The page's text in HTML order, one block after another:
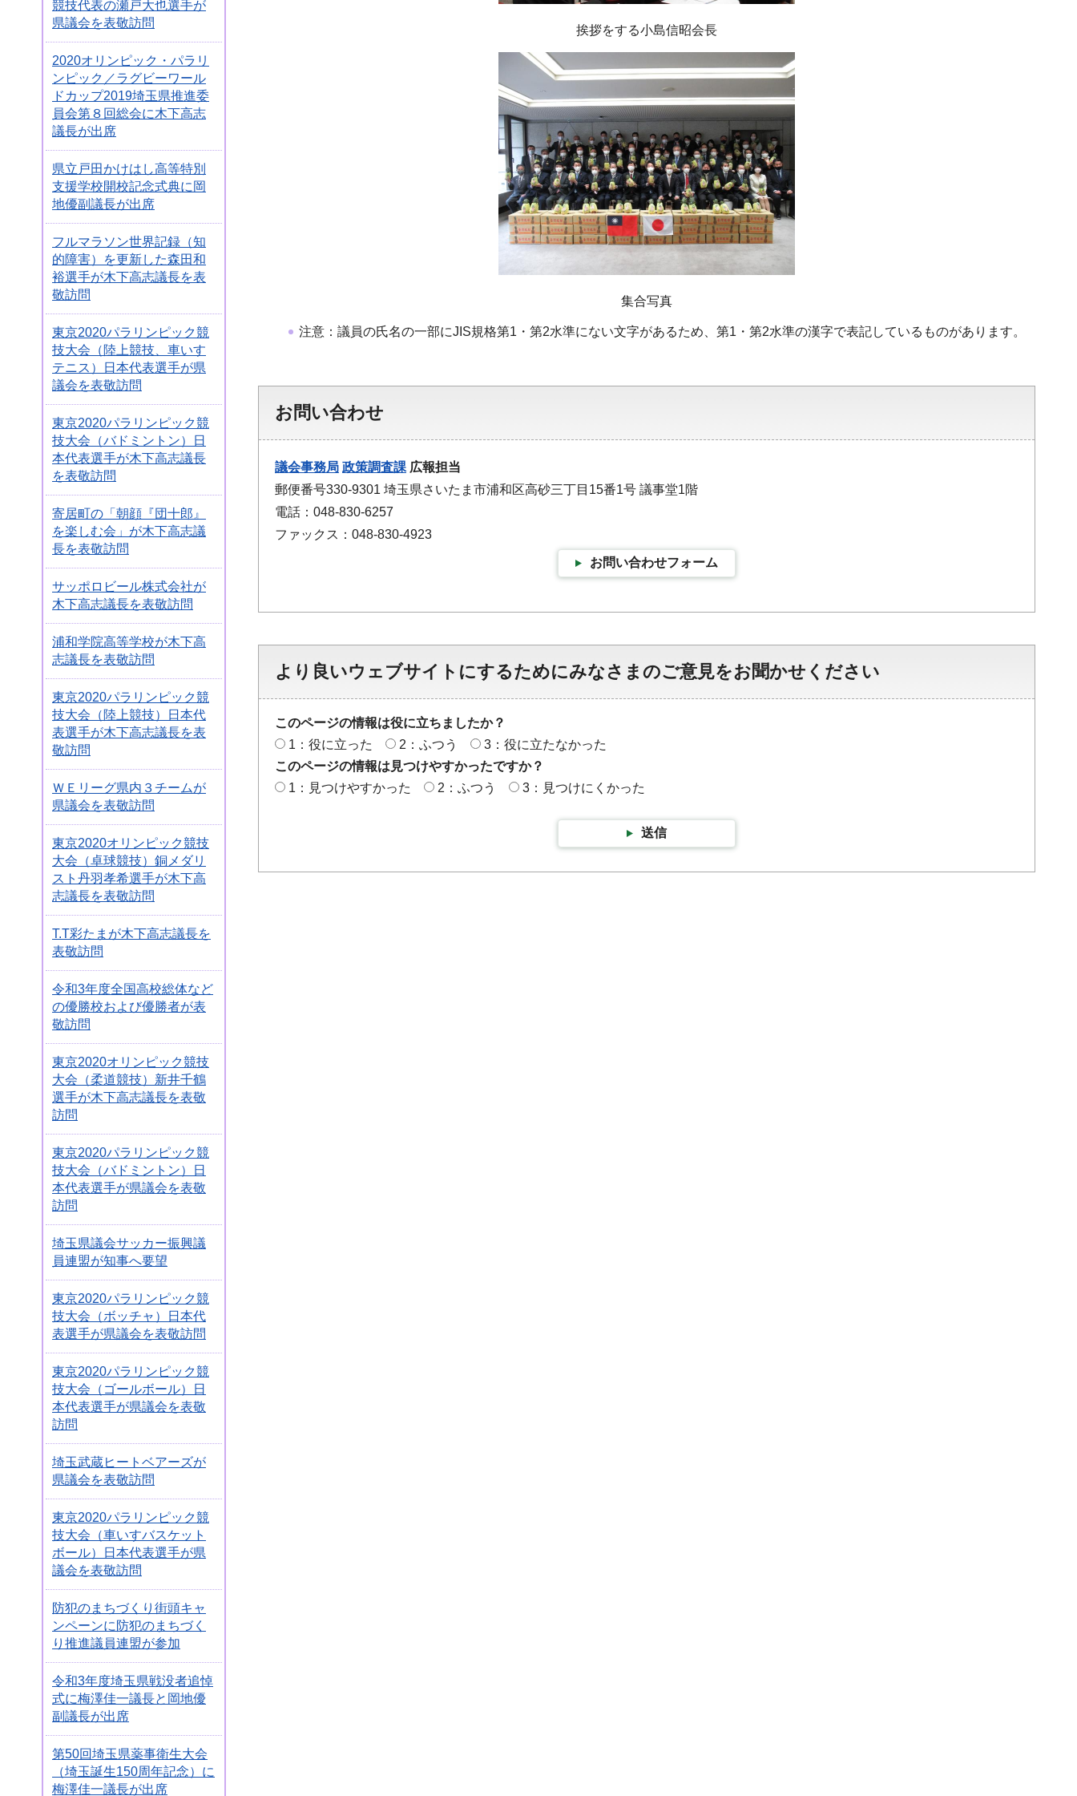
競技代表の瀬戸大也選手が
県議会を表敬訪問
2020オリンピック・パラリ
ンピック／ラグビーワール
ドカップ2019埼玉県推進委
員会第８回総会に木下高志
議長が出席
県立戸田かけはし高等特別
支援学校開校記念式典に岡
地優副議長が出席
フルマラソン世界記録（知
的障害）を更新した森田和
裕選手が木下高志議長を表
敬訪問
東京2020パラリンピック競
技大会（陸上競技、車いす
テニス）日本代表選手が県
議会を表敬訪問
東京2020パラリンピック競
技大会（バドミントン）日
本代表選手が木下高志議長
を表敬訪問
寄居町の「朝顔『団十郎』
を楽しむ会」が木下高志議
長を表敬訪問
サッポロビール株式会社が
木下高志議長を表敬訪問
浦和学院高等学校が木下高
志議長を表敬訪問
東京2020パラリンピック競
技大会（陸上競技）日本代
表選手が木下高志議長を表
敬訪問
ＷＥリーグ県内３チームが
県議会を表敬訪問
東京2020オリンピック競技
大会（卓球競技）銅メダリ
スト丹羽孝希選手が木下高
志議長を表敬訪問
T.T彩たまが木下高志議長を
表敬訪問
令和3年度全国高校総体など
の優勝校および優勝者が表
敬訪問
東京2020オリンピック競技
大会（柔道競技）新井千鶴
選手が木下高志議長を表敬
訪問
東京2020パラリンピック競
技大会（バドミントン）日
本代表選手が県議会を表敬
訪問
埼玉県議会サッカー振興議
員連盟が知事へ要望
東京2020パラリンピック競
技大会（ボッチャ）日本代
表選手が県議会を表敬訪問
東京2020パラリンピック競
技大会（ゴールボール）日
本代表選手が県議会を表敬
訪問
埼玉武蔵ヒートベアーズが
県議会を表敬訪問
東京2020パラリンピック競
技大会（車いすバスケット
ボール）日本代表選手が県
議会を表敬訪問
防犯のまちづくり街頭キャ
ンペーンに防犯のまちづく
り推進議員連盟が参加
令和3年度埼玉県戦没者追悼
式に梅澤佳一議長と岡地優
副議長が出席
第50回埼玉県薬事衛生大会
（埼玉誕生150周年記念）に
梅澤佳一議長が出席
挨拶をする小島信昭会長
集合写真
注意：議員の氏名の一部にJIS規格第1・第2水準にない文字があるため、第1・第2水準の漢字で表記しているものがあります。
お問い合わせ
議会事務局 政策調査課 広報担当
郵便番号330-9301 埼玉県さいたま市浦和区高砂三丁目15番1号 議事堂1階
電話：048-830-6257
ファックス：048-830-4923
お問い合わせフォーム
より良いウェブサイトにするためにみなさまのご意見をお聞かせください
このページの情報は役に立ちましたか？
1：役に立った
2：ふつう
3：役に立たなかった
このページの情報は見つけやすかったですか？
1：見つけやすかった
2：ふつう 3：見つけにくかった
送信